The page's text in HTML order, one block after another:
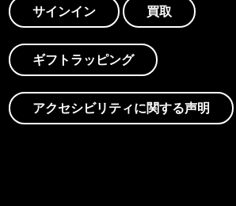
サインイン 買取
ギフトラッピング
アクセシビリティに関する声明